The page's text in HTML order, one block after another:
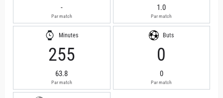
-
Par match
1.0
Par match
Minutes
255
63.8
Par match
Buts
0
0
Par match